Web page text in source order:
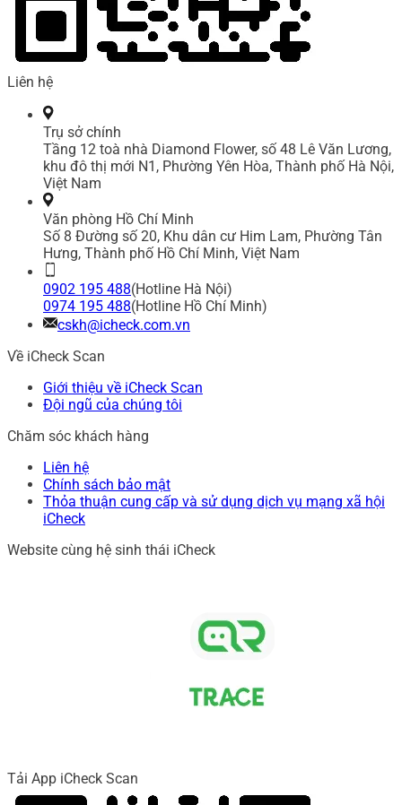
Liên hệ
Trụ sở chính
Tầng 12 toà nhà Diamond Flower, số 48 Lê Văn Lương,
khu đô thị mới N1, Phường Yên Hòa, Thành phố Hà Nội,
Việt Nam
Văn phòng Hồ Chí Minh
Số 8 Đường số 20, Khu dân cư Him Lam, Phường Tân
Hưng, Thành phố Hồ Chí Minh, Việt Nam
0902 195 488(Hotline Hà Nội)
0974 195 488(Hotline Hồ Chí Minh)
cskh@icheck.com.vn
Về iCheck Scan
Giới thiệu về iCheck Scan
Đội ngũ của chúng tôi
Chăm sóc khách hàng
Liên hệ
Chính sách bảo mật
Thỏa thuận cung cấp và sử dụng dịch vụ mạng xã hội
iCheck
Website cùng hệ sinh thái iCheck
Tải App iCheck Scan